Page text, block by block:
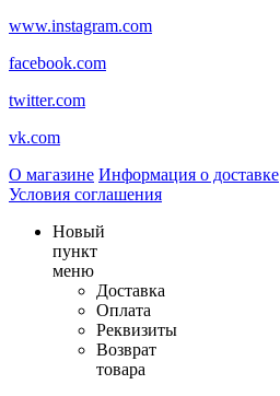
www.instagram.com
facebook.com
twitter.com
vk.com
О магазине Информация о доставке
Условия соглашения
Новый
пункт
меню
Доставка
Оплата
Реквизиты
Возврат
товара